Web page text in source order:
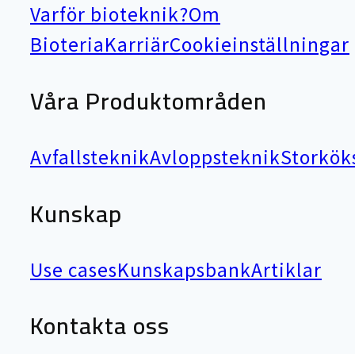
Varför bioteknik?Om
BioteriaKarriärCookieinställningar
Våra Produktområden
AvfallsteknikAvloppsteknik
Kunskap
Use casesKunskapsbankArtiklar
Kontakta oss